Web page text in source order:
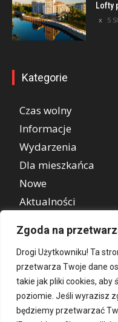
Zgoda na
Drogi Użytkowniku! Ta
przetwarza Twoje dane
takie jak pliki cookies, aby
poziomie. Jeśli wyrazisz
będziemy przetwarzać
Lofty
5
Kategorie
Czas wolny
Informacje
Wydarzenia
Dla mieszkańca
Nowe
Aktualności
REKLAMA
Atrakcje turystyczne